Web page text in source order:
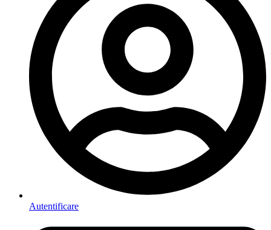
Autentificare